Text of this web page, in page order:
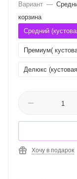
Вариант —
корзина
Средний
Премиум(
Делюкс
Хочу в подарок